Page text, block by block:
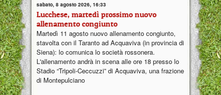
sabato, 8 agosto 2026, 16:33
Lucchese, martedì prossimo nuovo
allenamento congiunto
Martedì 11 agosto nuovo allenamento congiunto,
stavolta con il Taranto ad Acquaviva (in provincia di
Siena): lo comunica lo società rossonera.
L'allenamento andrà in scena alle ore 18 presso lo
Stadio “Tripoli-Ceccuzzi” di Acquaviva, una frazione
di Montepulciano